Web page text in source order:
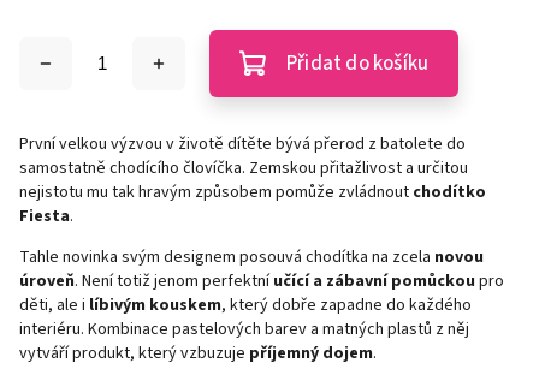
Přidat do košíku
První velkou výzvou v životě dítěte bývá přerod z batolete do
samostatně chodícího človíčka. Zemskou přitažlivost a určitou
nejistotu mu tak hravým způsobem pomůže zvládnout chodítko
Fiesta.
Tahle novinka svým designem posouvá chodítka na zcela novou
úroveň. Není totiž jenom perfektní učící a zábavní pomůckou pro
děti, ale i líbivým kouskem, který dobře zapadne do každého
interiéru. Kombinace pastelových barev a matných plastů z něj
vytváří produkt, který vzbuzuje příjemný dojem.